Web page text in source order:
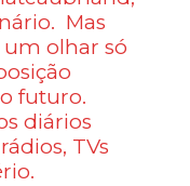
Mas
um olhar só
futuro.
diários
TVs